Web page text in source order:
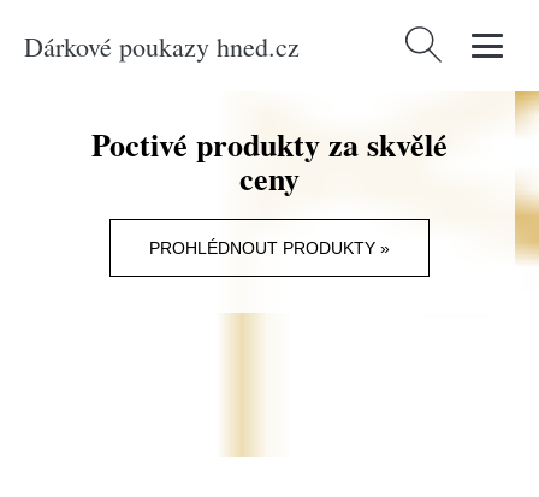
Dárkové poukazy hned.cz Vyhledávání
Poctivé produkty za skvělé
ceny
PROHLÉDNOUT PRODUKTY »